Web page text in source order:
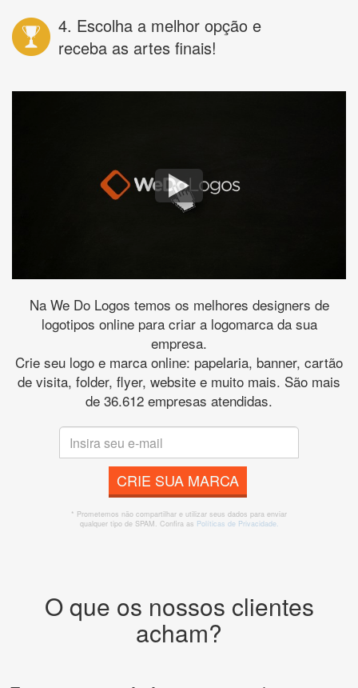
4. Escolha a melhor opção e
receba as artes finais!
Na We Do Logos temos os melhores designers de
logotipos online para criar a logomarca da sua
empresa.
Crie seu logo e marca online: papelaria, banner, cartão
de visita, folder, flyer, website e muito mais. São mais
de 36.612 empresas atendidas.
CRIE SUA MARCA
* Prometemos não compartilhar e utilizar seus dados para enviar
qualquer tipo de SPAM. Confira as Políticas de Privacidade.
O que os nossos clientes
acham?